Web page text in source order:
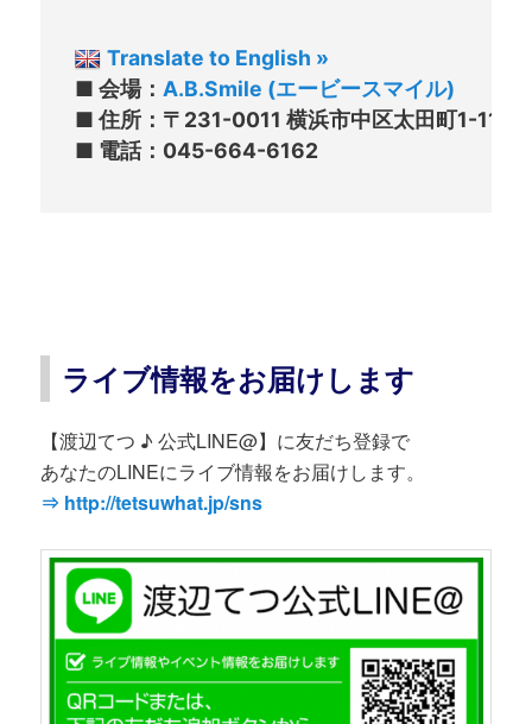
Translate to English »
■ 会場： A.B.Smile (エービースマイル)
■ 住所：〒231-0011 横浜市中区太田町1-11-3
■ 電話：045-664-6162
ライブ情報をお届けします
【渡辺てつ ♪ 公式LINE@】に友だち登録で
あなたのLINEにライブ情報をお届けします。
⇒ http://tetsuwhat.jp/sns